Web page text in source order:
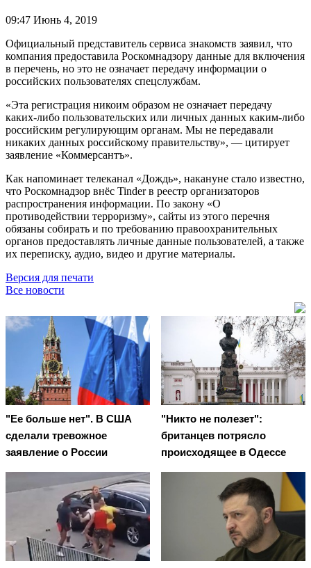
09:47 Июнь 4, 2019
Официальный представитель сервиса знакомств заявил, что
компания предоставила Роскомнадзору данные для включения
в перечень, но это не означает передачу информации о
российских пользователях спецслужбам.
«Эта регистрация никоим образом не означает передачу
каких-либо пользовательских или личных данных каким-либо
российским регулирующим органам. Мы не передавали
никаких данных российскому правительству», — цитирует
заявление «Коммерсантъ».
Как напоминает телеканал «Дождь», накануне стало известно,
что Роскомнадзор внёс Tinder в реестр организаторов
распространения информации. По закону «О
противодействии терроризму», сайты из этого перечня
обязаны собирать и по требованию правоохранительных
органов предоставлять личные данные пользователей, а также
их переписку, аудио, видео и другие материалы.
Версия для печати
Все новости
"Ее больше нет". В США
сделали тревожное
заявление о России
"Никто не полезет":
британцев потрясло
происходящее в Одессе